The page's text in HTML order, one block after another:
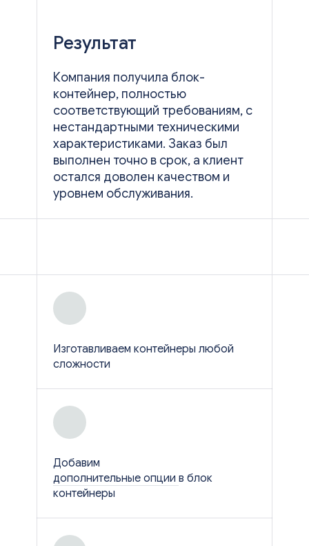
Результат
Компания получила блок-
контейнер, полностью
соответствующий требованиям, с
нестандартными техническими
характеристиками. Заказ был
выполнен точно в срок, а клиент
остался доволен качеством и
уровнем обслуживания.
Изготавливаем контейнеры любой
сложности
Добавим
дополнительные опции в блок
контейнеры